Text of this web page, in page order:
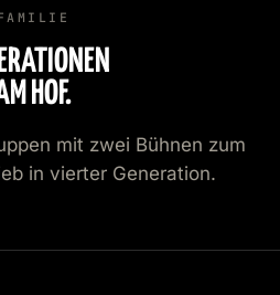
HOF.
mit zwei Bühnen zum
in vierter Generation.